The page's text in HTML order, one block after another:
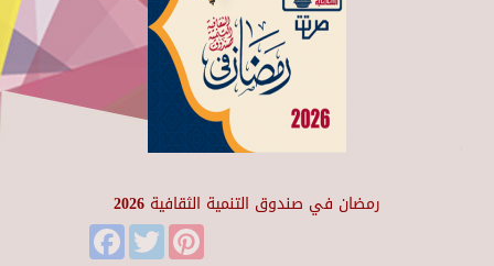
رمضان في صندوق التنمية الثقافية 2026
FacebookTwitter